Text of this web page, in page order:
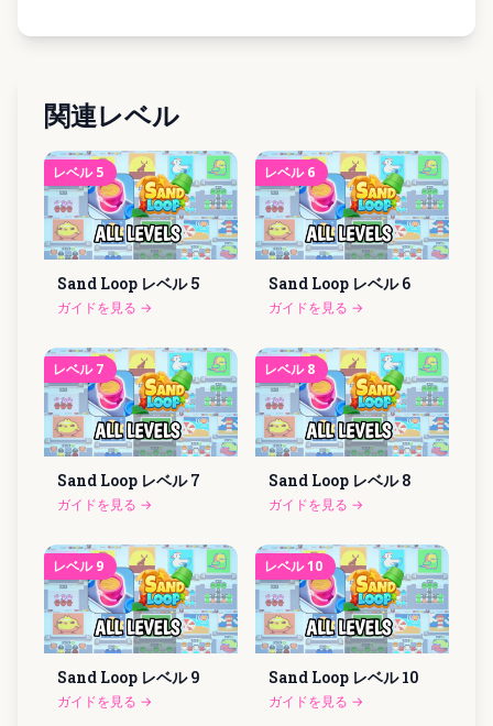
関連レベル
レベル 5
Sand Loop レベル 5
ガイドを見る →
レベル 6
Sand Loop レベル 6
ガイドを見る →
レベル 7
Sand Loop レベル 7
ガイドを見る →
レベル 8
Sand Loop レベル 8
ガイドを見る →
レベル 9
Sand Loop レベル 9
ガイドを見る →
レベル10
Sand Loop レベル 10
ガイドを見る →